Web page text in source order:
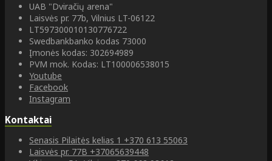
UAB "Dviračių arena"
Laisvės pr. 77b, Vilnius LT-06122
LT597300010130776722
Swedbankbanko kodas 73000
Įmonės kodas: 302694989
PVM mok. Kodas: LT100006538015
Youtube
Facebook
Instagram
Kontaktai
Senasis Pilaitės kelias 1 +370 613 55063
Laisvės pr. 77B +37065639448